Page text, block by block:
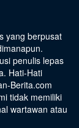
yang berpusat
penulis lepas
Hati-Hati
Berita.com
tidak memiliki
wartawan atau